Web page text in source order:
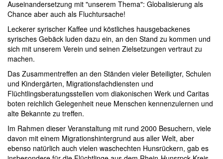
Auseinandersetzung mit "unserem Thema": Globalisierung als
Chance aber auch als Fluchtursache!
Leckerer syrischer Kaffee und köstliches hausgebackenes
syrisches Gebäck luden dazu ein, an den Stand zu kommen und
sich mit unserem Verein und seinen Zielsetzungen vertraut zu
machen.
Das Zusammentreffen an den Ständen vieler Beteiligter, Schulen
und Kindergärten, Migrationsfachdiensten und
Flüchtlingsberatungsstellen vom diakonischen Werk und Caritas
boten reichlich Gelegenheit neue Menschen kennenzulernen und
alte Bekannte zu treffen.
Im Rahmen dieser Veranstaltung mit rund 2000 Besuchern, viele
davon mit einem Migrationshintergrund aus aller Welt, aber
ebenso natürlich auch vielen waschechten Hunsrückern, gab es